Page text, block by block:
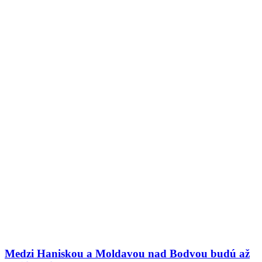
Medzi Haniskou a Moldavou nad Bodvou budú až